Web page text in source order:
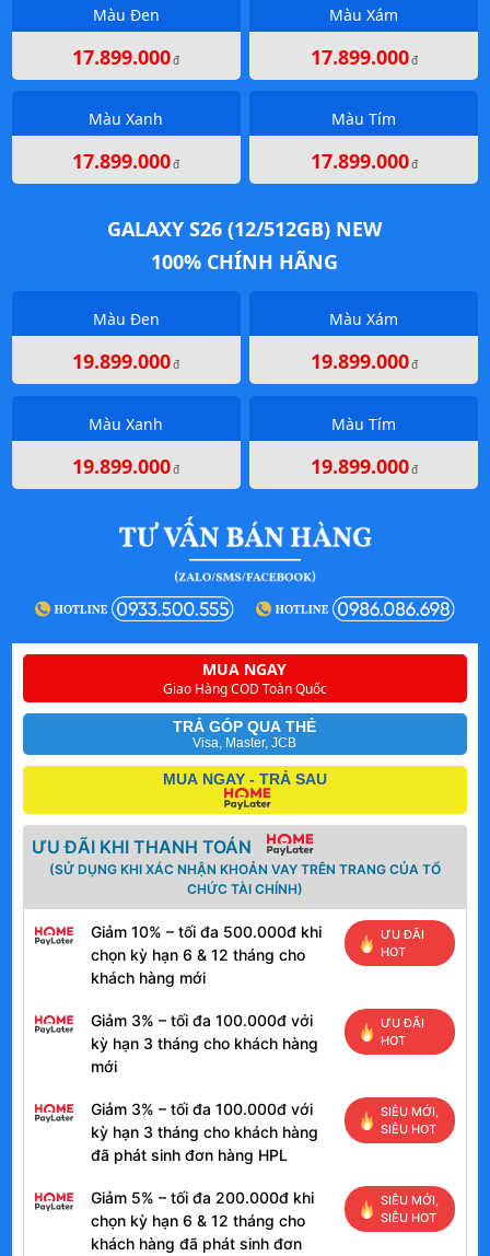
Màu Đen
17.899.000đ
Màu Xám
17.899.000đ
Màu Xanh
17.899.000đ
Màu Tím
17.899.000đ
GALAXY S26 (12/512GB) NEW
100% CHÍNH HÃNG
Màu Đen
19.899.000đ
Màu Xám
19.899.000đ
Màu Xanh
19.899.000đ
Màu Tím
19.899.000đ
MUA NGAY
Giao Hàng COD Toàn Quốc
TRẢ GÓP QUA THẺ
Visa, Master, JCB
MUA NGAY - TRẢ SAU
ƯU ĐÃI KHI THANH TOÁN
(SỬ DỤNG KHI XÁC NHẬN KHOẢN VAY TRÊN TRANG CỦA TỔ
CHỨC TÀI CHÍNH)
Giảm 10% – tối đa 500.000đ khi
chọn kỳ hạn 6 & 12 tháng cho
khách hàng mới
ƯU ĐÃI
HOT
Giảm 3% – tối đa 100.000đ với
kỳ hạn 3 tháng cho khách hàng
mới
ƯU ĐÃI
HOT
Giảm 3% – tối đa 100.000đ với
kỳ hạn 3 tháng cho khách hàng
đã phát sinh đơn hàng HPL
SIÊU MỚI,
SIÊU HOT
Giảm 5% – tối đa 200.000đ khi
chọn kỳ hạn 6 & 12 tháng cho
khách hàng đã phát sinh đơn
SIÊU MỚI,
SIÊU HOT